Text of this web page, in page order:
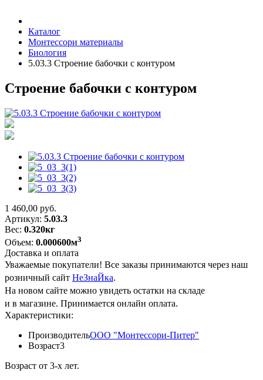
Каталог
Монтессори материалы
Биология
5.03.3 Строение бабочки с контуром
Строение бабочки с контуром
1 460,00 руб.
Артикул: 5.03.3
Вес: 0.320кг
Объем: 0.000600м3
Доставка и оплата
Уважаемые покупатели! Все заказы принимаются через наш
розничный сайт НеЗнаЙка.
На новом сайте можно увидеть остатки на складе
и в магазине. Принимается онлайн оплата.
Характеристики:
ПроизводительООО "Монтессори-Питер"
Возраст3
Возраст от 3-х лет.